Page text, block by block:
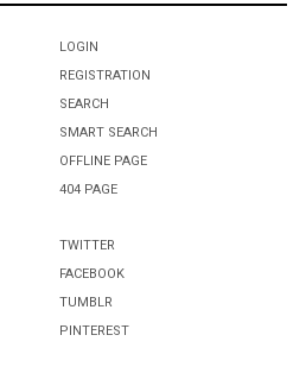
LOGIN
REGISTRATION
SEARCH
SMART SEARCH
OFFLINE PAGE
404 PAGE
TWITTER
FACEBOOK
TUMBLR
PINTEREST